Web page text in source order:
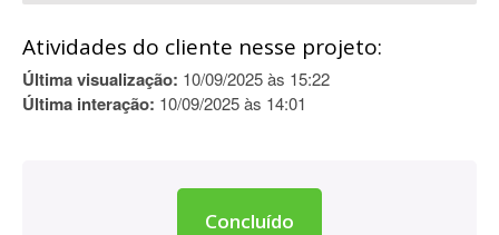
Atividades do cliente nesse projeto:
Última visualização: 10/09/2025 às 15:22
Última interação: 10/09/2025 às 14:01
Concluído